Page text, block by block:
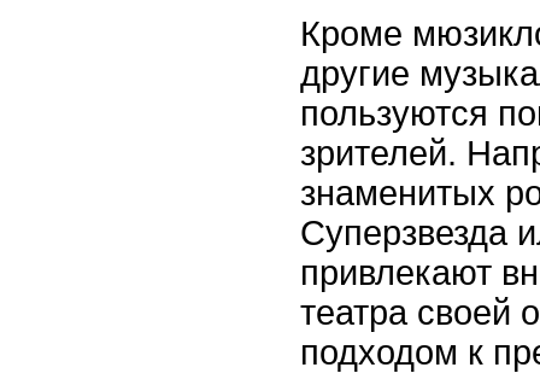
Кроме
другие
пользуются
зрителей.
знаменитых
Суперзвезда
привлекают
театра своей
подходом к